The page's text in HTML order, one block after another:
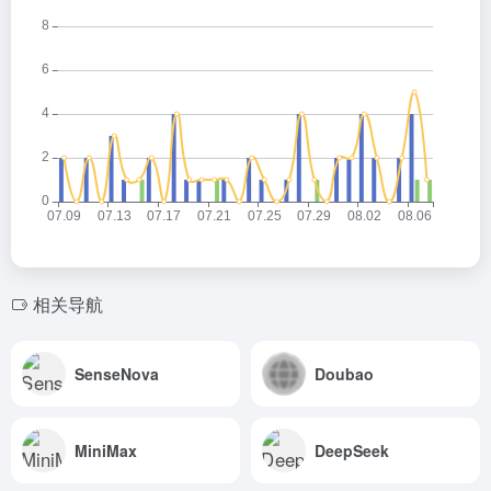
相关导航
SenseNova Doubao
MiniMax DeepSeek